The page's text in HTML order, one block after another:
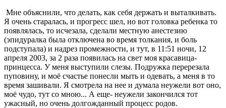
Мне объяснили, что делать, как себя держать и выталкивать.
Я очень старалась, и прогресс шел, но вот головка ребенка то
появлялась, то исчезала, сделали местную анестезию
(эпидуралка была отключена во время толкания, и боль
подступала) и надрез промежности, и тут, в 11:51 ночи, 12
апреля 2003, за 2 раза появилась на свет моя красавица-
принцесса. У меня выступили слезы. Подружка перерезала
пуповину, и моё счастье понесли мыть и одевать, а меня в то
время зашивали. Я смотрела на нее и думала неужели вот оно,
моё чудо, тут со мною... А еще- неужели закончился тот
ужасный, но очень долгожданный процесс родов.